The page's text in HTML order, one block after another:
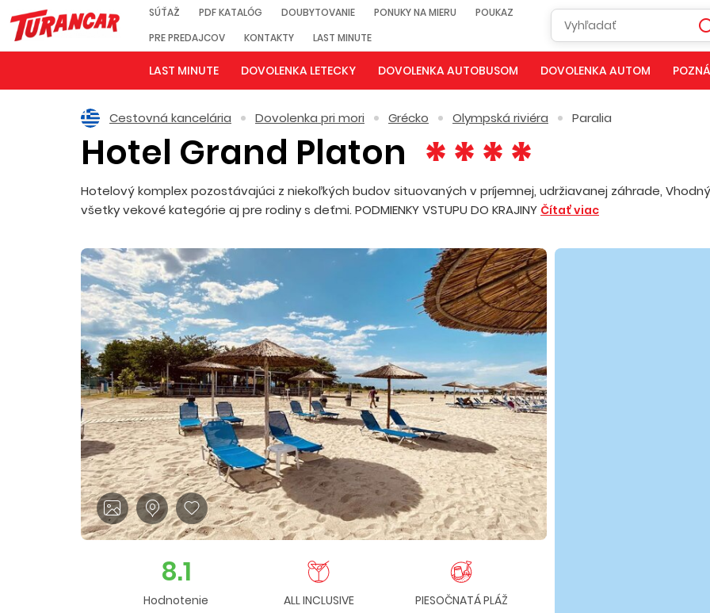
SÚŤAŽ PDF KATALÓG DOUBYTOVANIE PONUKY NA MIERU
POUKAZ
PRE PREDAJCOV
KONTAKTY LAST MINUTE
LAST MINUTE DOVOLENKA LETECKY DOVOLENKA AUTOBUSOM DOVOLENKA AUTOM
Cestovná kancelária Dovolenka pri mori Grécko Olympská riviéra Paralia
Hotel Grand Platon
Hotelový komplex pozostávajúci z niekoľkých budov situovaných v príjemnej, udržiavanej záhrade,
všetky vekové kategórie aj pre rodiny s deťmi. PODMIENKY VSTUPU DO KRAJINY Čítať viac
8.1
Hodnotenie ALL INCLUSIVE PIESOČNATÁ PLÁŽ